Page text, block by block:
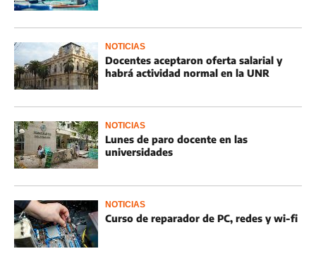
NOTICIAS
Docentes aceptaron oferta salarial y
habrá actividad normal en la UNR
NOTICIAS
Lunes de paro docente en las
universidades
NOTICIAS
Curso de reparador de PC, redes y wi-fi